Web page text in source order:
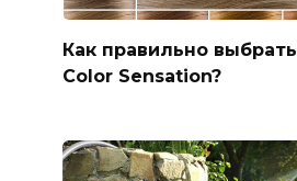
Как правильно
Color Sensation?